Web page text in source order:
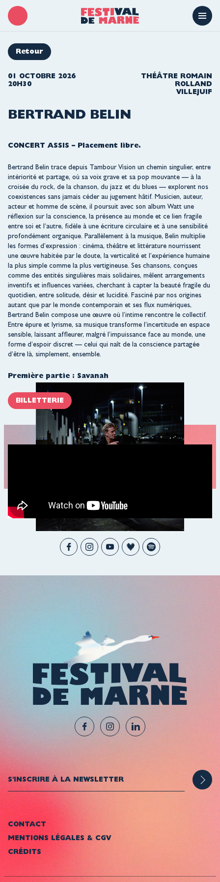
Retour
01 OCTOBRE 2026
20H30
THÉÂTRE ROMAIN
ROLLAND
VILLEJUIF
BERTRAND BELIN
CONCERT ASSIS – Placement libre.
Bertrand Belin trace depuis Tambour Vision un chemin singulier, entre
intériorité et partage, où sa voix grave et sa pop mouvante — à la
croisée du rock, de la chanson, du jazz et du blues — explorent nos
coexistences sans jamais céder au jugement hâtif. Musicien, auteur,
acteur et homme de scène, il poursuit avec son album Watt une
réflexion sur la conscience, la présence au monde et ce lien fragile
entre soi et l’autre, fidèle à une écriture circulaire et à une sensibilité
profondément organique. Parallèlement à la musique, Belin multiplie
les formes d’expression : cinéma, théâtre et littérature nourrissent
une œuvre habitée par le doute, la verticalité et l’expérience humaine
la plus simple comme la plus vertigineuse. Ses chansons, conçues
comme des entités singulières mais solidaires, mêlent arrangements
inventifs et influences variées, cherchant à capter la beauté fragile du
quotidien, entre solitude, désir et lucidité. Fasciné par nos origines
autant que par le monde contemporain et ses flux numériques,
Bertrand Belin compose une œuvre où l’intime rencontre le collectif.
Entre épure et lyrisme, sa musique transforme l’incertitude en espace
sensible, laissant affleurer, malgré l’impuissance face au monde, une
forme d’espoir discret — celui qui naît de la conscience partagée
d’être là, simplement, ensemble.
Première partie : Savanah
BILLETTERIE
CONTACT
MENTIONS LÉGALES & CGV
CRÉDITS